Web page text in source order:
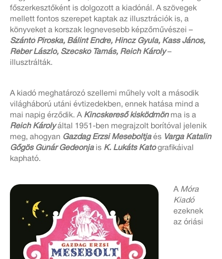
főszerkesztőként is dolgozott a kiadónál. A szövegek
mellett fontos szerepet kaptak az illusztrációk is, a
könyveket a korszak legnevesebb képzőművészei –
Szántó Piroska, Bálint Endre, Hincz Gyula, Kass János,
Réber László, Szecskó Tamás, Reich Károly–
illusztrálták.
A kiadó meghatározó szellemi műhely volt a második
világháború utáni évtizedekben, ennek hatása mind a
mai napig érződik. AKincskereső kisködmönma is a
Reich Károlyáltal 1951-ben megrajzolt borítóval jelenik
meg, ahogyan Gazdag Erzsi Meseboltjaés Varga Katalin
Gőgös Gúnár Gedeonjais K. Lukáts Katógrafikáival
kapható.
A Móra
Kiadó
ezeknek
az óriási